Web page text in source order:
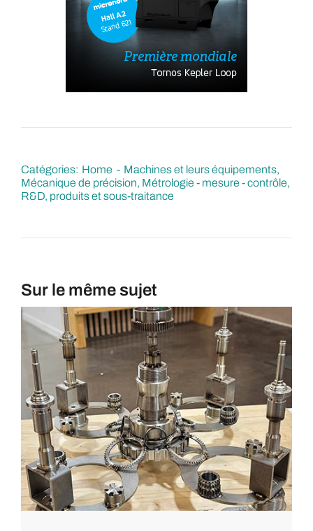
Catégories: Home
Machines et leurs équipements
Mécanique de précision Métrologie - mesure - contrôle
R&D, produits et sous-traitance
Sur le même sujet